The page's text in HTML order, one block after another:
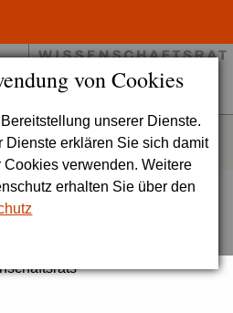
von Cookies
unserer Dienste.
Dienste erklären Sie sich damit
verwenden. Weitere
erhalten Sie über den